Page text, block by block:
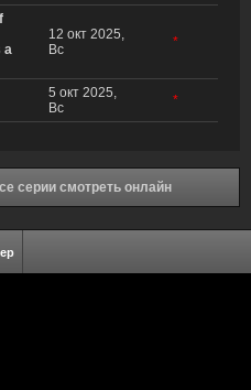
a
12 окт 2025,
Вс
*
5 окт 2025,
Вс
*
серии смотреть онлайн